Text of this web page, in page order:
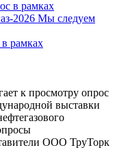
рамках
к просмотру опрос
выставки
ООО ТруТорк